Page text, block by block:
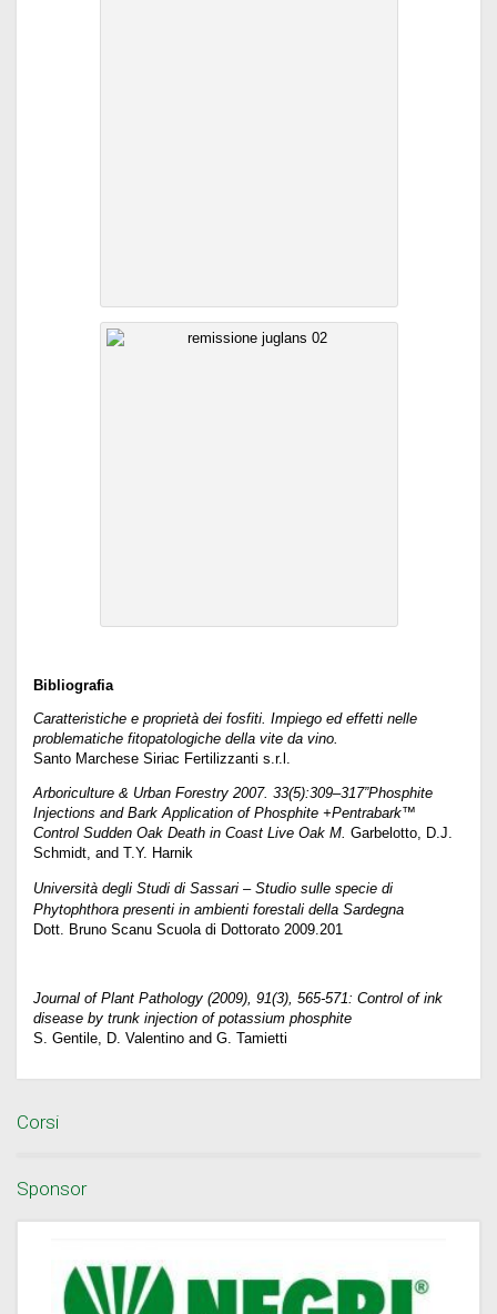
Bibliografia
Caratteristiche e proprietà dei fosfiti. Impiego ed effetti nelle
problematiche fitopatologiche della vite da vino.
Santo Marchese Siriac Fertilizzanti s.r.l.
Arboriculture & Urban Forestry 2007. 33(5):309–317”Phosphite
Injections and Bark Application of Phosphite +Pentrabark™
Control Sudden Oak Death in Coast Live Oak M. Garbelotto, D.J.
Schmidt, and T.Y. Harnik
Università degli Studi di Sassari – Studio sulle specie di
Phytophthora presenti in ambienti forestali della Sardegna
Dott. Bruno Scanu Scuola di Dottorato 2009.201
Journal of Plant Pathology (2009), 91(3), 565-571: Control of ink
disease by trunk injection of potassium phosphite
S. Gentile, D. Valentino and G. Tamietti
Corsi
Sponsor